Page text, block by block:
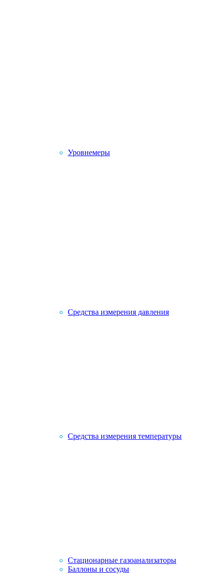
Уровнемеры
Средства измерения давления
Средства измерения температуры
Стационарные газоанализаторы
Баллоны и сосуды